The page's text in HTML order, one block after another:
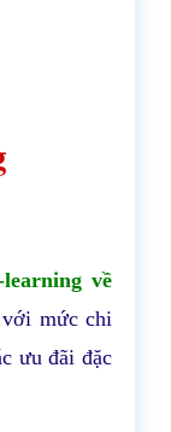
về
mức chi
ưu đãi đặc